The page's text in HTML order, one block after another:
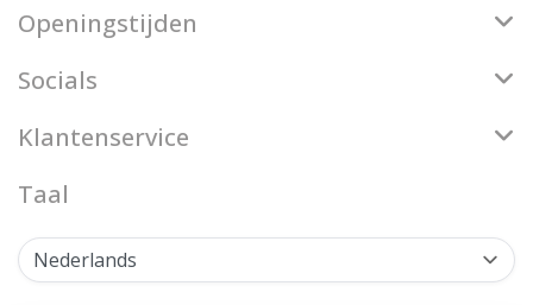
Openingstijden
Socials
Klantenservice
Taal